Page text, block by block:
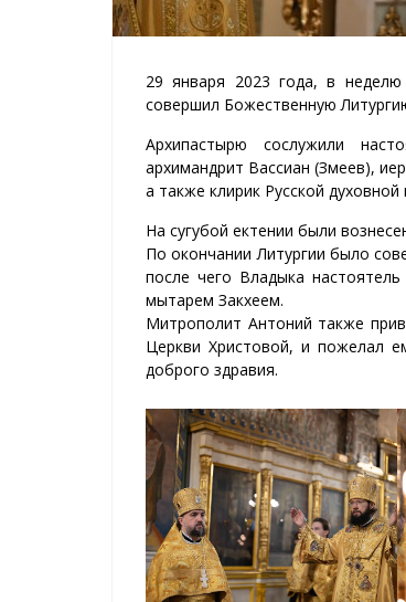
29 января 2023 года, в
совершил Божественную
Архипастырю сослужили
архимандрит Вассиан (Змеев),
а также клирик Русской
На сугубой ектении были
По окончании Литургии было
после чего Владыка
мытарем Закхеем.
Митрополит Антоний также
Церкви Христовой, и пожелал
доброго здравия.